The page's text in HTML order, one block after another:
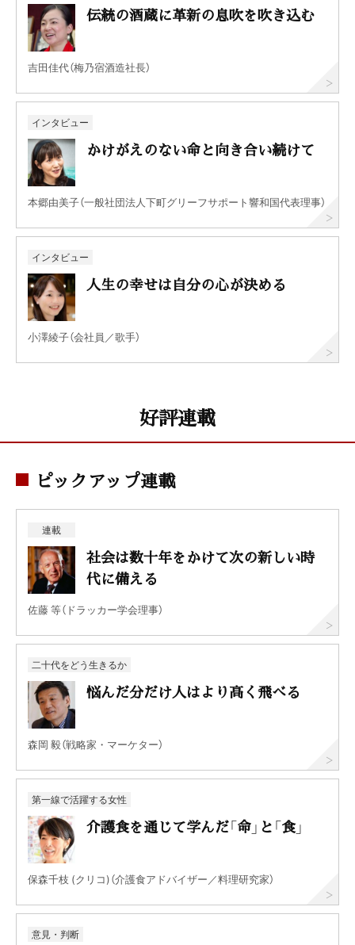
伝統の酒蔵に革新の息吹を吹き込む
吉田佳代（梅乃宿酒造社長）
インタビュー
かけがえのない命と向き合い続けて
本郷由美子（一般社団法人下町グリーフサポート響和国代表理事）
インタビュー
人生の幸せは自分の心が決める
小澤綾子（会社員／歌手）
好評連載
ピックアップ連載
連載
社会は数十年をかけて次の新しい時
代に備える
佐藤 等（ドラッカー学会理事）
二十代をどう生きるか
悩んだ分だけ人はより高く飛べる
森岡 毅（戦略家・マーケター）
第一線で活躍する女性
介護食を通じて学んだ「命」と「食」
保森千枝 (クリコ)（介護食アドバイザー／料理研究家）
意見・判断